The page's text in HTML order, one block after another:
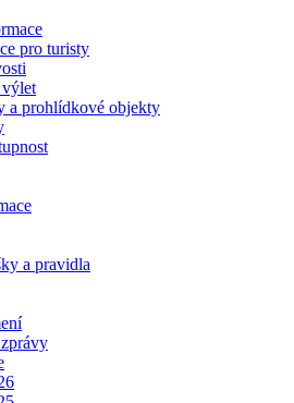
pro turisty
a prohlídkové objekty
a pravidla